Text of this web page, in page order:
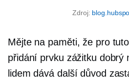
Zdroj:
Mějte na paměti, že pro
přidání prvku zážitku dobrý
lidem dává další důvod